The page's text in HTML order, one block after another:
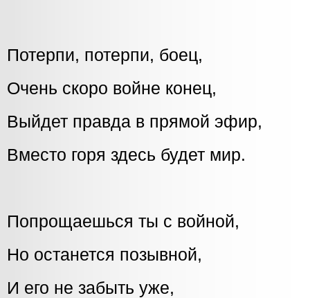
Потерпи, потерпи, боец,
Очень скоро войне конец,
Выйдет правда в прямой эфир,
Вместо горя здесь будет мир.
Попрощаешься ты с войной,
Но останется позывной,
И его не забыть уже,